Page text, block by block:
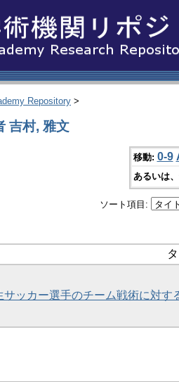
Repository >
吉村, 雅文
移動: 0-9
あるいは
ソート項目:
サッカー選手のチーム戦術に対す